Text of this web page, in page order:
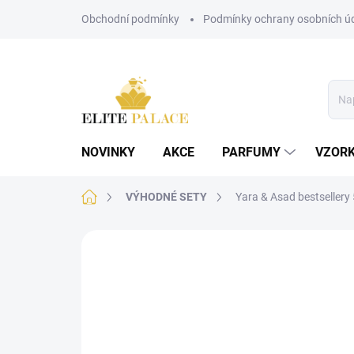
Obchodní podmínky Podmínky ochrany osobních
NOVINKY AKCE PARFUMY
Domů VÝHODNÉ SETY Yara & Asad bestsellery